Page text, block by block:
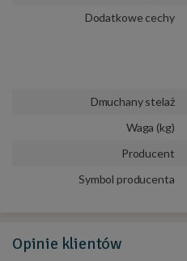
Dodatkowe cechy
Dmuchany stelaż
Waga (kg)
Producent
Symbol producenta
Opinie klientów